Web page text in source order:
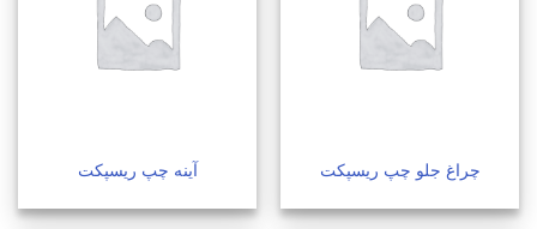
چراغ جلو چپ ریسپکت آینه چپ ریسپکت